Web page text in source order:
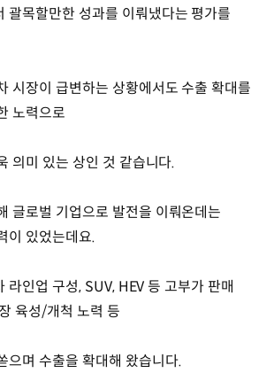
괄목할만한 성과를 이뤄냈다는 평가를
시장이 급변하는 상황에서도 수출 확대를
노력으로
의미 있는 상인 것 같습니다.
글로벌 기업으로 발전을 이뤄온데는
이 있었는데요.
라인업 구성, SUV, HEV 등 고부가 판매
육성/개척 노력 등
으며 수출을 확대해 왔습니다.